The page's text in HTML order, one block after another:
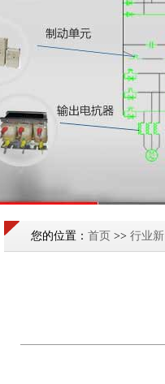
您的位置： 首页 >> 行业